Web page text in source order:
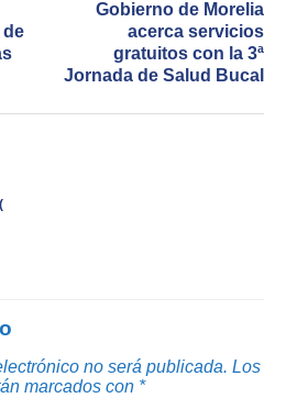
de
Gobierno de Morelia
acerca servicios
gratuitos con la 3ª
Jornada de Salud Bucal
no será publicada. Los
marcados con *